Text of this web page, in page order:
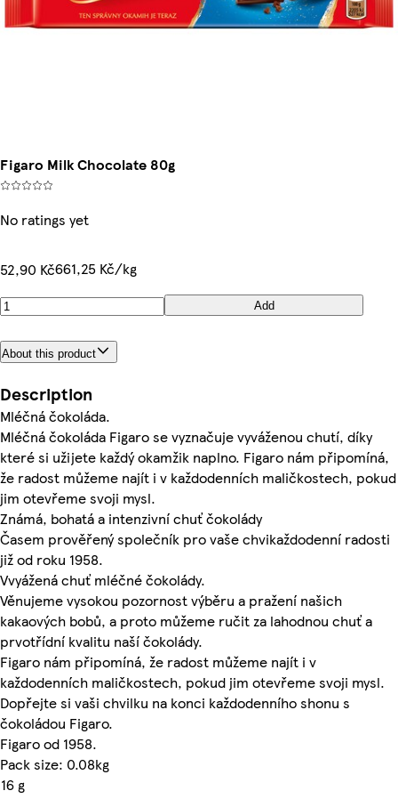
Figaro Milk Chocolate 80g
No ratings yet
52,90 Kč661,25 Kč/kg
Add
About this product
Description
Mléčná čokoláda.
Mléčná čokoláda Figaro se vyznačuje vyváženou chutí, díky
které si užijete každý okamžik naplno. Figaro nám připomíná,
že radost můžeme najít i v každodenních maličkostech, pokud
jim otevřeme svoji mysl.
Známá, bohatá a intenzivní chuť čokolády
Časem prověřený společník pro vaše chvikaždodenní radosti
již od roku 1958.
Vvyážená chuť mléčné čokolády.
Věnujeme vysokou pozornost výběru a pražení našich
kakaových bobů, a proto můžeme ručit za lahodnou chuť a
prvotřídní kvalitu naší čokolády.
Figaro nám připomíná, že radost můžeme najít i v
každodenních maličkostech, pokud jim otevřeme svoji mysl.
Dopřejte si vaši chvilku na konci každodenního shonu s
čokoládou Figaro.
Figaro od 1958.
Pack size: 0.08kg
16 g